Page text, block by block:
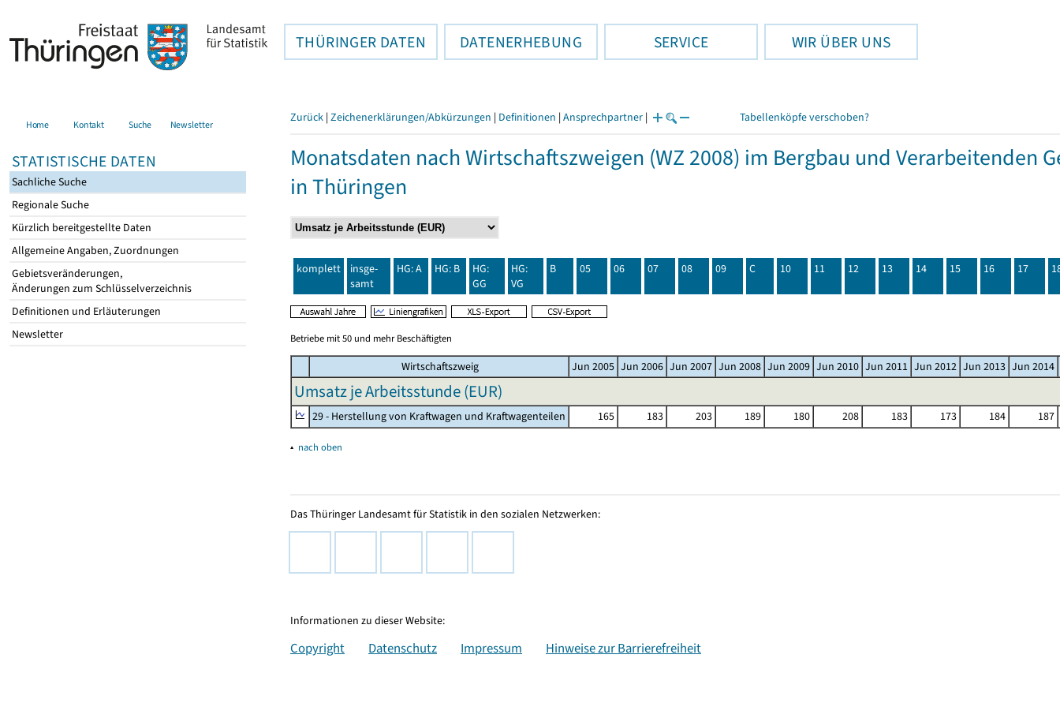
THÜRINGER DATEN DATENERHEBUNG SERVICE WIR ÜBER UNS
Home Kontakt Suche Newsletter
STATISTISCHE DATEN
Sachliche Suche
Regionale Suche
Kürzlich bereitgestellte Daten
Allgemeine Angaben, Zuordnungen
Gebietsveränderungen,
Änderungen zum Schlüsselverzeichnis
Definitionen und Erläuterungen
Newsletter
Zurück | Zeichenerklärungen/Abkürzungen | Definitionen | Ansprechpartner | Tabellenköpfe verschoben?
Monatsdaten nach Wirtschaftszweigen (WZ 2008) im Bergbau und Verarbeitenden
in Thüringen
komplett
insge-
samt
HG: A HG: B
HG:
GG
HG:
VG
B 05 06 07 08 09 C 10 11 12 13 14 15 16 17
Betriebe mit 50 und mehr Beschäftigten
Wirtschaftszweig Jun 2005 Jun 2006 Jun 2007 Jun 2008 Jun 2009 Jun 2010 Jun 2011 Jun 2012 Jun 2013 Jun 2014
Umsatz je Arbeitsstunde (EUR)
29 - Herstellung von Kraftwagen und Kraftwagenteilen 165 183 203 189 180 208 183 173 184 187
▴ nach oben
Das Thüringer Landesamt für Statistik in den sozialen Netzwerken:
Informationen zu dieser Website:
Copyright Datenschutz Impressum Hinweise zur Barrierefreiheit